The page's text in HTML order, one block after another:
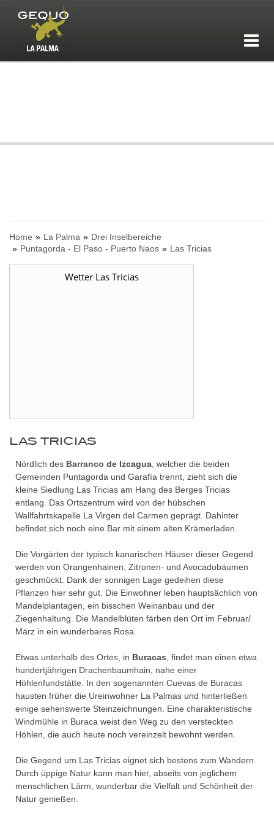
Home La Palma
Drei Inselbereiche
Puntagorda - El Paso - Puerto Naos
Las Tricias
Wetter Las Tricias
LAS TRICIAS
Nördlich des Barranco de Izcagua , welcher die beiden
Gemeinden Puntagorda und Garafía trennt, zieht sich die
kleine Siedlung Las Tricias am Hang des Berges Tricias
entlang. Das Ortszentrum wird von der hübschen
Wallfahrtskapelle La Virgen del Carmen geprägt. Dahinter
befindet sich noch eine Bar mit einem alten Krämerladen.
Die Vorgärten der typisch kanarischen Häuser dieser Gegend
werden von Orangenhainen, Zitronen- und Avocadobäumen
geschmückt. Dank der sonnigen Lage gedeihen diese
Pflanzen hier sehr gut. Die Einwohner leben hauptsächlich von
Mandelplantagen, ein bisschen Weinanbau und der
Ziegenhaltung. Die Mandelblüten färben den Ort im Februar/
März in ein wunderbares Rosa.
Etwas unterhalb des Ortes, in Buracas , findet man einen etwa
hundertjährigen Drachenbaumhain, nahe einer
Höhlenfundstätte. In den sogenannten Cuevas de Buracas
hausten früher die Ureinwohner La Palmas und hinterließen
einige sehenswerte Steinzeichnungen. Eine charakteristische
Windmühle in Buraca weist den Weg zu den versteckten
Höhlen, die auch heute noch vereinzelt bewohnt werden.
Die Gegend um Las Tricias eignet sich bestens zum Wandern.
Durch üppige Natur kann man hier, abseits von jeglichem
menschlichen Lärm, wunderbar die Vielfalt und Schönheit der
Natur genießen.